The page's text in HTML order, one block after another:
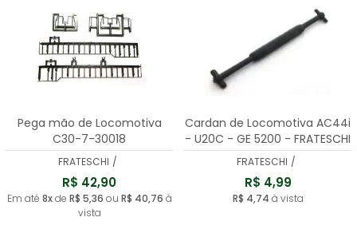
Pega mão de Locomotiva
C30-7-30018
FRATESCHI /
R$ 42,90
Em até 8xde R$ 5,36 ou R$ 40,76 à
vista
Cardan de Locomotiva AC44i
- U20C - GE 5200 - FRATESCHI
- 30068
FRATESCHI /
R$ 4,99
R$ 4,74 à vista